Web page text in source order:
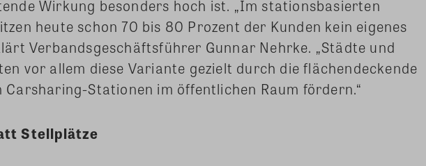
Wirkung besonders hoch ist. „Im stationsbasierten
heute schon 70 bis 80 Prozent der Kunden kein eigenes
Verbandsgeschäftsführer Gunnar Nehrke. „Städte und
vor allem diese Variante gezielt durch die flächendeckende
Carsharing-Stationen im öffentlichen Raum fördern.“
Stellplätze